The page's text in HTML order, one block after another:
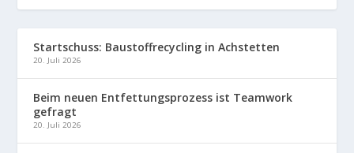
Startschuss: Baustoffrecycling in Achstetten
20. Juli 2026
Beim neuen Entfettungsprozess ist Teamwork
gefragt
20. Juli 2026